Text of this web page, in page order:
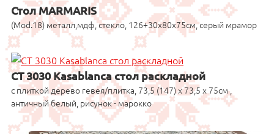
Стол MARMARIS
(Mod.18) металл,мдф, стекло, 126+30x80x75см, серый мрамор
CT 3030 Kasablanca стол раскладной
с плиткой дерево гевея/плитка, 73,5 (147) х 73,5 х 75см ,
античный белый, рисунок - марокко